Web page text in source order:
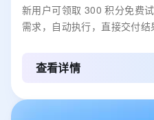
新用户可领取 300 积分免费
需求，自动执行，直接交付结
查看详情